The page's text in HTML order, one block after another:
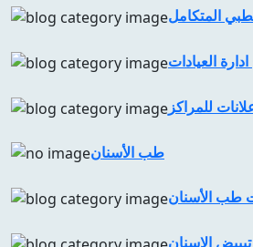
المتكامل
العيادات
للمراكز
طب الأسنان
طب الأسنان
تبييض الاسنان